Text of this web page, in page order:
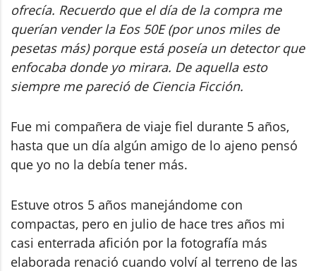
ofrecía. Recuerdo que el día de la compra me
querían vender la Eos 50E (por unos miles de
pesetas más) porque está poseía un detector que
enfocaba donde yo mirara. De aquella esto
siempre me pareció de Ciencia Ficción.
Fue mi compañera de viaje fiel durante 5 años,
hasta que un día algún amigo de lo ajeno pensó
que yo no la debía tener más.
Estuve otros 5 años manejándome con
compactas, pero en julio de hace tres años mi
casi enterrada afición por la fotografía más
elaborada renació cuando volví al terreno de las